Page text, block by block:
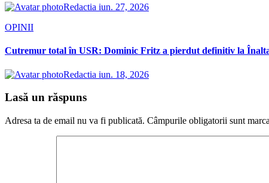
Redactia iun. 27, 2026
OPINII
Cutremur total în USR: Dominic Fritz a pierdut definitiv la
Redactia iun. 18, 2026
Lasă un răspuns
Adresa ta de email nu va fi publicată. Câmpurile obligatorii sunt